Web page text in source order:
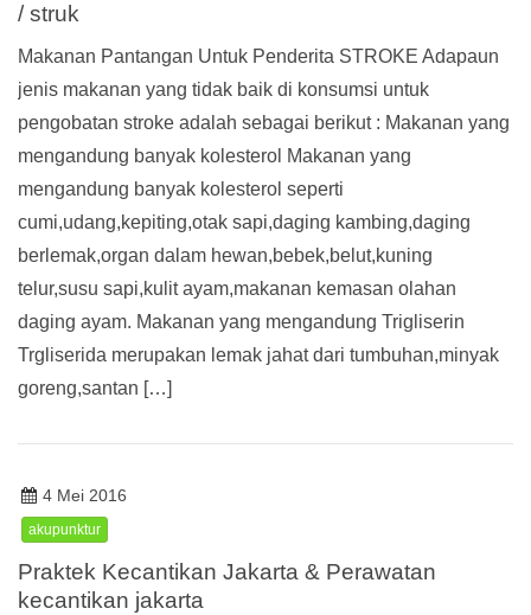
/ struk
Makanan Pantangan Untuk Penderita STROKE Adapaun
jenis makanan yang tidak baik di konsumsi untuk
pengobatan stroke adalah sebagai berikut : Makanan yang
mengandung banyak kolesterol Makanan yang
mengandung banyak kolesterol seperti
cumi,udang,kepiting,otak sapi,daging kambing,daging
berlemak,organ dalam hewan,bebek,belut,kuning
telur,susu sapi,kulit ayam,makanan kemasan olahan
daging ayam. Makanan yang mengandung Trigliserin
Trgliserida merupakan lemak jahat dari tumbuhan,minyak
goreng,santan […]
4 Mei 2016
akupunktur
Praktek Kecantikan Jakarta & Perawatan
kecantikan jakarta